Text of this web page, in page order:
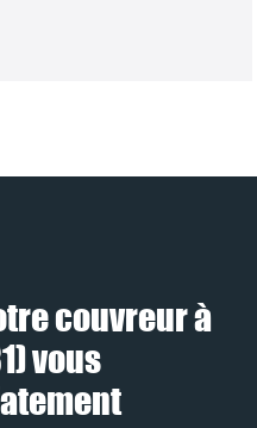
couvreur à
vous